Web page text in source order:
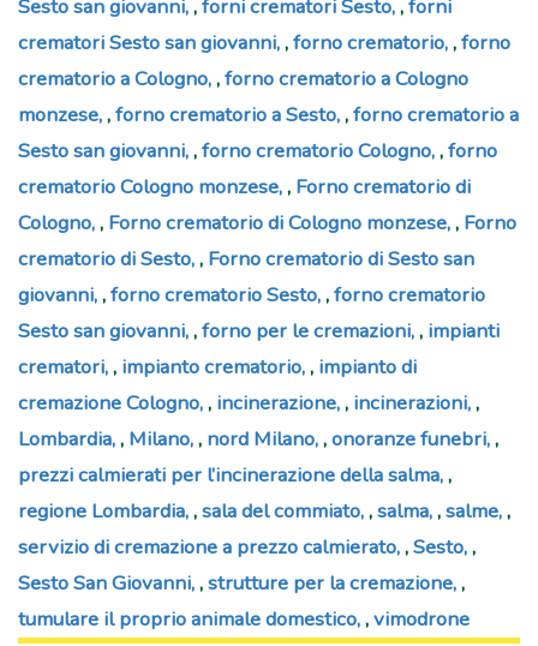
Sesto san giovanni ,forni crematori Sesto ,forni
crematori Sesto san giovanni ,forno crematorio ,forno
crematorio a Cologno ,forno crematorio a Cologno
monzese ,forno crematorio a Sesto ,forno crematorio a
Sesto san giovanni ,forno crematorio Cologno ,forno
crematorio Cologno monzese , Forno crematorio di
Cologno , Forno crematorio di Cologno monzese , Forno
crematorio di Sesto , Forno crematorio di Sesto san
giovanni ,forno crematorio Sesto ,forno crematorio
Sesto san giovanni ,forno per le cremazioni , impianti
crematori , impianto crematorio , impianto di
cremazione Cologno , incinerazione , incinerazioni ,
Lombardia , Milano , nord Milano ,onoranze funebri ,
prezzi calmierati per l’incinerazione della salma ,
regione Lombardia ,sala del commiato ,salma ,salme ,
servizio di cremazione a prezzo calmierato ,Sesto ,
Sesto San Giovanni ,strutture per la cremazione ,
tumulare il proprio animale domestico ,vimodrone